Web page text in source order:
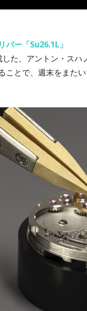
ー「Su26.1L」
た、アントン・スハ
ことで、週末をまた